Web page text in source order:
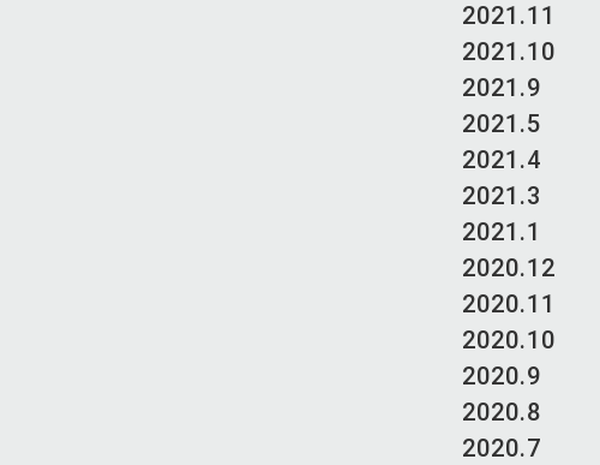
2021.11
2021.10
2021.9
2021.5
2021.4
2021.3
2021.1
2020.12
2020.11
2020.10
2020.9
2020.8
2020.7